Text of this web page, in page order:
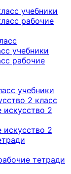
учебники
рабочие
учебники
рабочие
учебники
2 класс
искусство 2
искусство 2
тетради